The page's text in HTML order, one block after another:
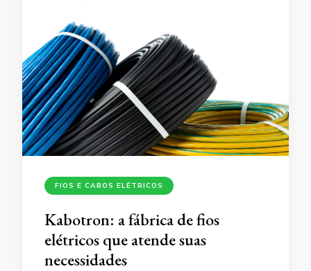
FIOS E CABOS ELÉTRICOS
Kabotron: a fábrica de fios
elétricos que atende suas
necessidades